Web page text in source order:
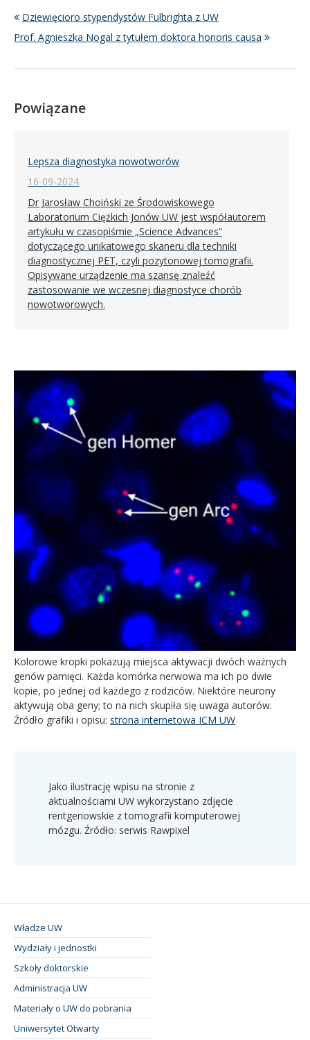
Dziewięcioro stypendystów Fulbrighta z UW
Prof. Agnieszka Nogal z tytułem doktora honoris causa
Powiązane
Lepsza diagnostyka nowotworów
16-09-2024
Dr Jarosław Choiński ze Środowiskowego
Laboratorium Ciężkich Jonów UW jest współautorem
artykułu w czasopiśmie „Science Advances”
dotyczącego unikatowego skaneru dla techniki
diagnostycznej PET, czyli pozytonowej tomografii.
Opisywane urządzenie ma szansę znaleźć
zastosowanie we wczesnej diagnostyce chorób
nowotworowych.
Kolorowe kropki pokazują miejsca aktywacji dwóch ważnych
genów pamięci. Każda komórka nerwowa ma ich po dwie
kopie, po jednej od każdego z rodziców. Niektóre neurony
aktywują oba geny; to na nich skupiła się uwaga autorów.
Źródło grafiki i opisu: strona internetowa ICM UW
Jako ilustrację wpisu na stronie z
aktualnościami UW wykorzystano zdjęcie
rentgenowskie z tomografii komputerowej
mózgu. Źródło: serwis Rawpixel
Władze UW
Wydziały i jednostki
Szkoły doktorskie
Administracja UW
Materiały o UW do pobrania
Uniwersytet Otwarty